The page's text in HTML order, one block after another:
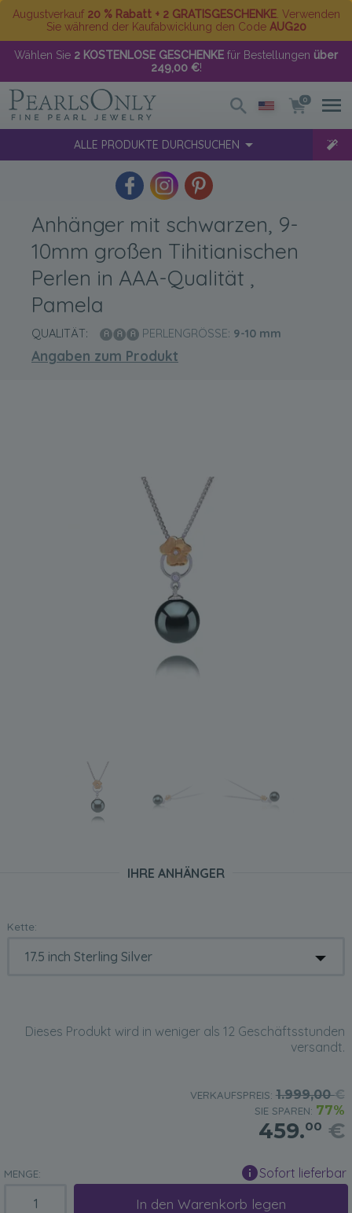
Augustverkauf 20 % Rabatt + 2 GRATISGESCHENKE. Verwenden
Sie während der Kaufabwicklung den Code AUG20
Wählen Sie 2 KOSTENLOSE GESCHENKE für Bestellungen über
249,00 €!
0
ALLE PRODUKTE DURCHSUCHEN
Anhänger mit schwarzen, 9-
10mm großen Tihitianischen
Perlen in AAA-Qualität ,
Pamela
QUALITÄT: PERLENGRÖSSE: 9-10 mm
Angaben zum Produkt
IHRE ANHÄNGER
Kette:
Dieses Produkt wird in weniger als 12 Geschäftsstunden
versandt.
VERKAUFSPREIS: 1.999,00€
SIE SPAREN: 77%
459.00 €
MENGE: Sofort lieferbar
In den Warenkorb legen